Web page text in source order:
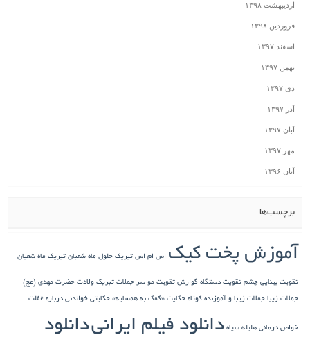
اردیبهشت ۱۳۹۸
فروردین ۱۳۹۸
اسفند ۱۳۹۷
بهمن ۱۳۹۷
دی ۱۳۹۷
آذر ۱۳۹۷
آبان ۱۳۹۷
مهر ۱۳۹۷
آبان ۱۳۹۶
برچسب‌ها
آموزش پخت کیک اس ام اس تبریک حلول ماه شعبان تبریک ماه شعبان
تقویت بینایی چشم تقویت دستگاه گوارش تقویت مو سر جملات تبریک ولادت حضرت مهدی (عج)
جملات زیبا جملات زیبا و آموزنده کوتاه حکایت «کمک به همسایه» حکایتی خواندنی درباره غفلت
خواص درمانی هلیله سیاه دانلود فیلم ایرانیدانلود